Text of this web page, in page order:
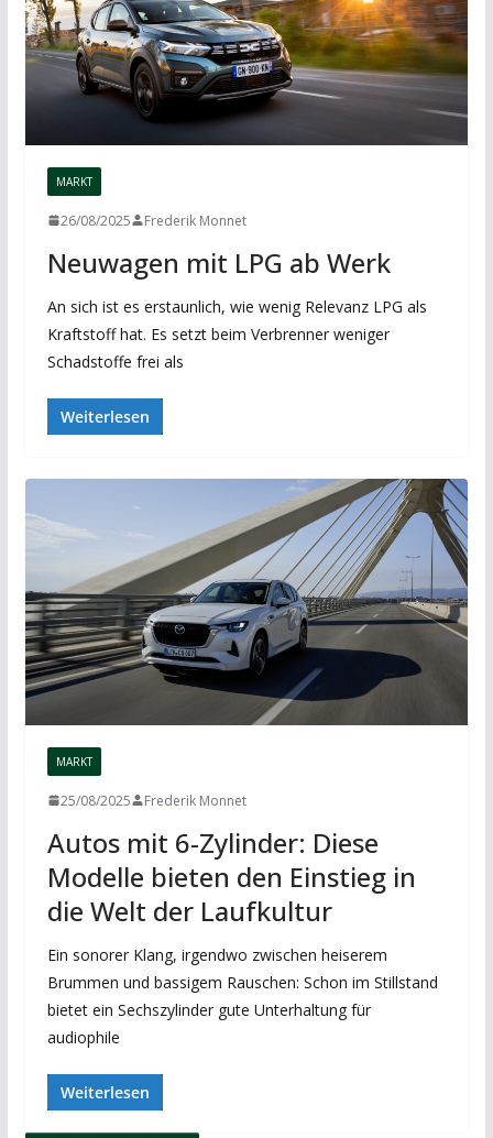
MARKT
26/08/2025 Frederik Monnet
Neuwagen mit LPG ab Werk
An sich ist es erstaunlich, wie wenig Relevanz LPG als
Kraftstoff hat. Es setzt beim Verbrenner weniger
Schadstoffe frei als
Weiterlesen
MARKT
25/08/2025 Frederik Monnet
Autos mit 6-Zylinder: Diese
Modelle bieten den Einstieg in
die Welt der Laufkultur
Ein sonorer Klang, irgendwo zwischen heiserem
Brummen und bassigem Rauschen: Schon im Stillstand
bietet ein Sechszylinder gute Unterhaltung für
audiophile
Weiterlesen